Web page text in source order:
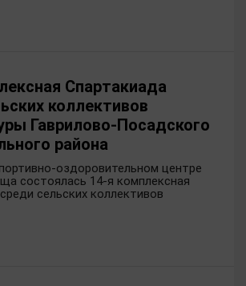
Спартакиада
коллективов
Гаврилово-Посадского
района
оздоровительном центре
состоялась 14-я комплексная
сельских коллективов